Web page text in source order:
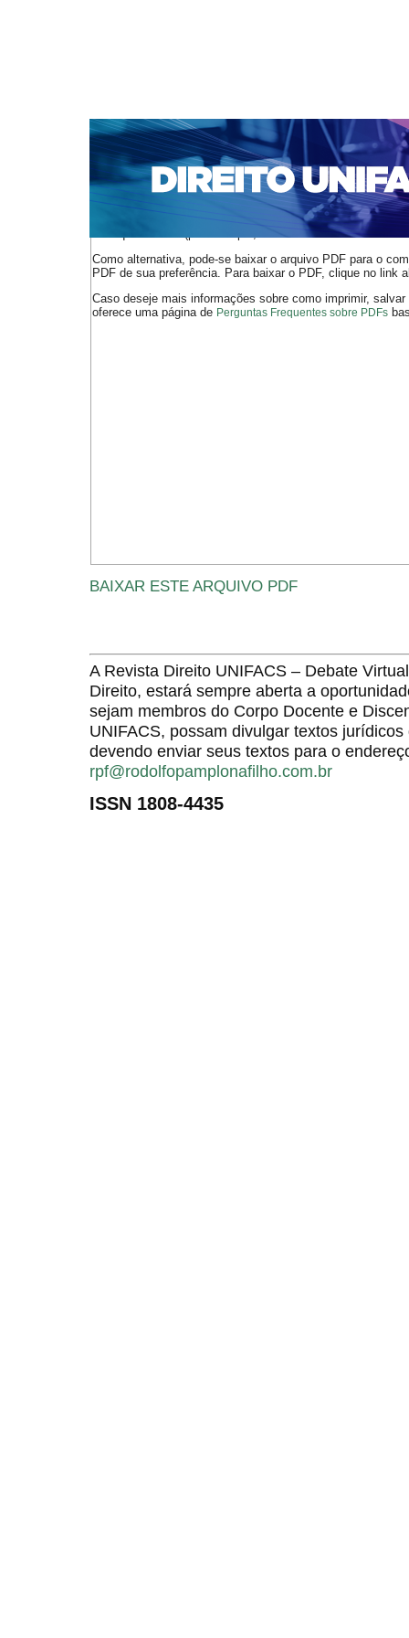
CAPA SOBRE ACESSO CADASTRO
NOTÍCIAS
EDIÇÕES DE Nº 1 A 100 WEBMAIL
Capa>n. 136 (2011) > Pinho
O arquivo PDF selecionado deve ser carregado no
de arquivos PDF (por exemplo, uma versão atual do
Como alternativa, pode-se baixar o arquivo PDF para o
PDF de sua preferência. Para baixar o PDF, clique no link
Caso deseje mais informações sobre como imprimir,
oferece uma página de Perguntas Frequentes sobre PDFs
BAIXAR ESTE ARQUIVO PDF
A Revista Direito UNIFACS – Debate
Direito, estará sempre aberta a
sejam membros do Corpo Docente e
UNIFACS, possam divulgar textos
devendo enviar seus textos para o
rpf@rodolfopamplonafilho.com.br
ISSN 1808-4435